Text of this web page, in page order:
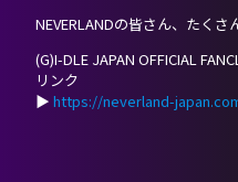
NEVERLANDの皆さん、たく
(G)I-DLE JAPAN OFFICIAL
リンク
▶︎https://neverland-